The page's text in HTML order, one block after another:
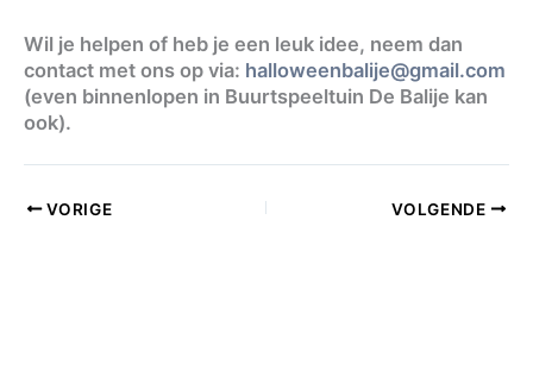
Wil je helpen of heb je een leuk idee, neem dan
contact met ons op via: halloweenbalije@gmail.com
(even binnenlopen in Buurtspeeltuin De Balije kan
ook).
VORIGE VOLGENDE